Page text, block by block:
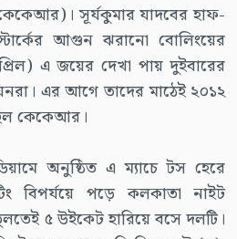
সূর্যকুমার যাদবের হাফ-
আগুন ঝরানো বোলিংয়ের
এ জয়ের দেখা পায় দুইবারের
এর আগে তাদের মাঠেই ২০১২
কেকেআর।
অনুষ্ঠিত এ ম্যাচে টস হেরে
বিপর্যয়ে পড়ে কলকাতা নাইট
৫ উইকেট হারিয়ে বসে দলটি।